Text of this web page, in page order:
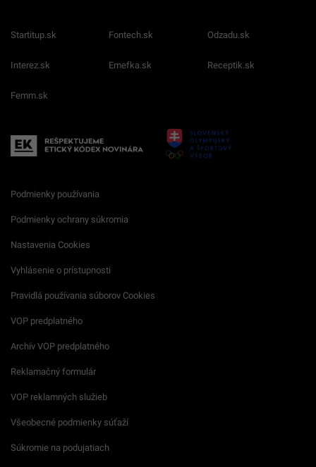
Startitup.sk Fontech.sk Odzadu.sk
Interez.sk Emefka.sk Receptik.sk
Femm.sk
Podmienky používania
Podmienky ochrany súkromia
Nastavenia Cookies
Vyhlásenie o prístupnosti
Pravidlá používania súborov Cookies
VOP predplatného
Archív VOP predplatného
Reklamačný formulár
VOP reklamných služieb
Všeobecné podmienky súťaží
Súkromie na podujatiach